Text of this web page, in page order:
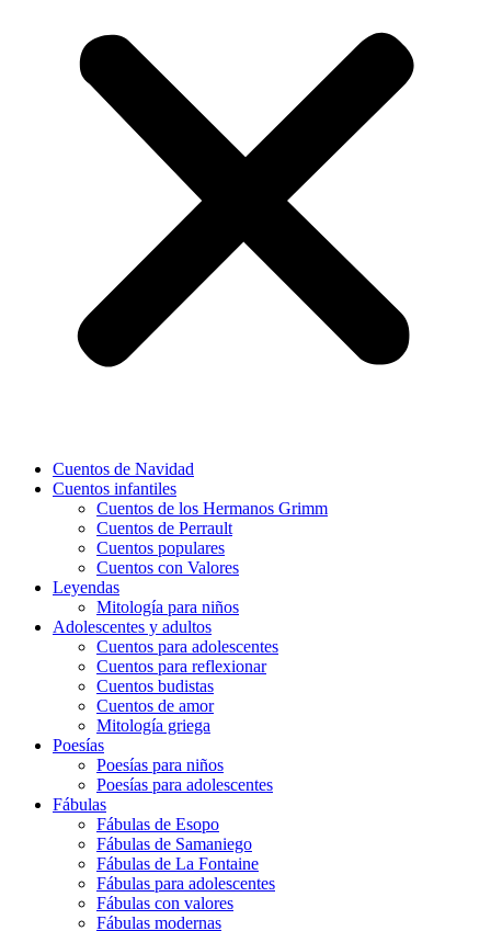
Cuentos de Navidad
Cuentos infantiles
Cuentos de los Hermanos Grimm
Cuentos de Perrault
Cuentos populares
Cuentos con Valores
Leyendas
Mitología para niños
Adolescentes y adultos
Cuentos para adolescentes
Cuentos para reflexionar
Cuentos budistas
Cuentos de amor
Mitología griega
Poesías
Poesías para niños
Poesías para adolescentes
Fábulas
Fábulas de Esopo
Fábulas de Samaniego
Fábulas de La Fontaine
Fábulas para adolescentes
Fábulas con valores
Fábulas modernas